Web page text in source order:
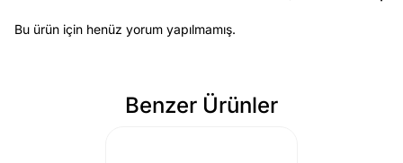
Bu ürün için henüz yorum yapılmamış.
Benzer Ürünler